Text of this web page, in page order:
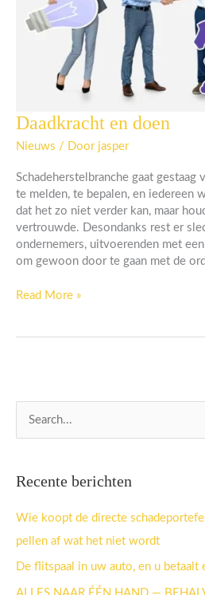
Daadkracht en doen
Nieuws / Door jasper
Schadeherstelbranche gaat gestaag
te melden, te bepalen, en iedereen
dat het zo niet verder kan, maar
vertrouwde. Desondanks rest er
ondernemers, uitvoerenden met
om gewoon door te gaan met de
Daadkracht
doen
Read More »
n
a
a
r
Recente berichten
Wie koopt de directe
pellen af wat het niet wordt
De flitspaal in uw auto, en u betaalt